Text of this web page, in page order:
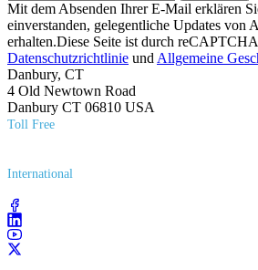
Mit dem Absenden Ihrer E-Mail erklären
einverstanden, gelegentliche Updates von
erhalten.Diese Seite ist durch
Datenschutzrichtlinie und Allgemeine
Danbury, CT
4 Old Newtown Road
Danbury CT 06810 USA
Toll Free
International